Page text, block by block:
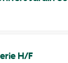
H/F